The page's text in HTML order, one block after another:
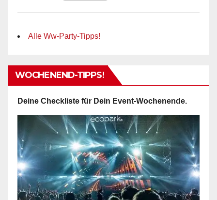
Alle Ww-Party-Tipps!
WOCHENEND-TIPPS!
Deine Checkliste für Dein Event-Wochenende.